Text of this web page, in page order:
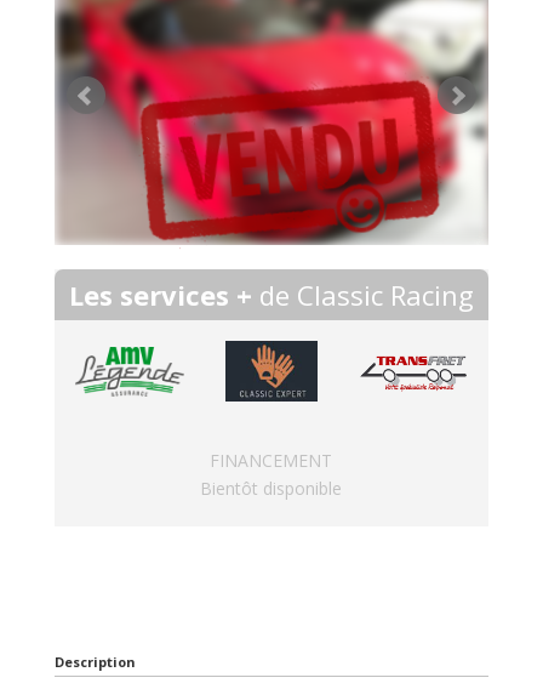
Les services + de Classic Racing
FINANCEMENT
Bientôt disponible
Description